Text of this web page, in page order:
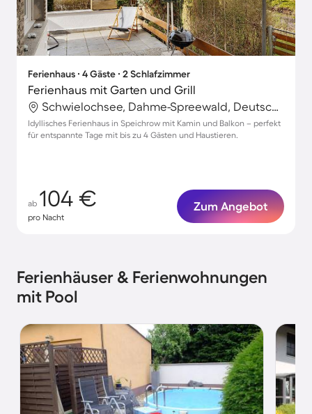
Ferienhaus ∙ 4 Gäste ∙ 2 Schlafzimmer
Ferienhaus mit Garten und Grill
Schwielochsee, Dahme-Spreewald, Deutschland
Idyllisches Ferienhaus in Speichrow mit Kamin und Balkon – perfekt
für entspannte Tage mit bis zu 4 Gästen und Haustieren.
ab 104 €
pro Nacht
Zum Angebot
Ferienhäuser & Ferienwohnungen
mit Pool